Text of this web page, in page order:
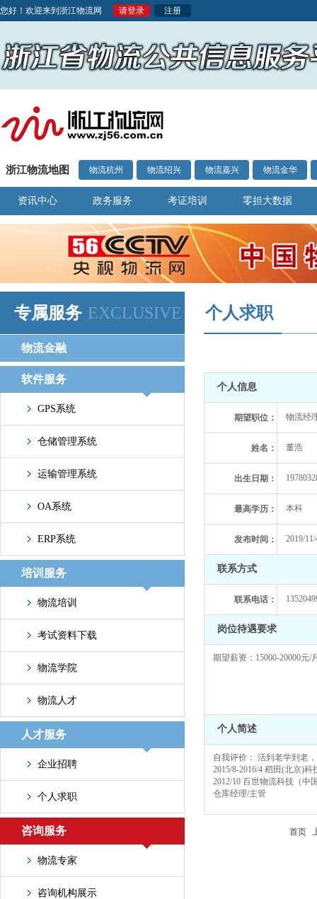
您好！欢迎来到浙江物流网 请登录 注册
浙江物流地图 物流杭州 物流绍兴 物流嘉兴 物流金华
资讯中心 政务服务 考证培训 零担大数据
专属服务 EXCLUSIVE
物流金融
软件服务
GPS系统
仓储管理系统
运输管理系统
OA系统
ERP系统
培训服务
物流培训
考试资料下载
物流学院
物流人才
人才服务
企业招聘
个人求职
咨询服务
物流专家
咨询机构展示
个人求职
个人信息
期望职位： 物流经
姓名： 董浩
出生日期：
最高学历： 本科
发布时间： 2019/
联系方式
联系电话：
岗位待遇要求
期望薪资：15000-20000元/
个人简述
自我评价： 活到老学到老
2015/8-2016/4 稻田(北京)
2012/10 百世物流科技（中
仓库经理/主管
首页